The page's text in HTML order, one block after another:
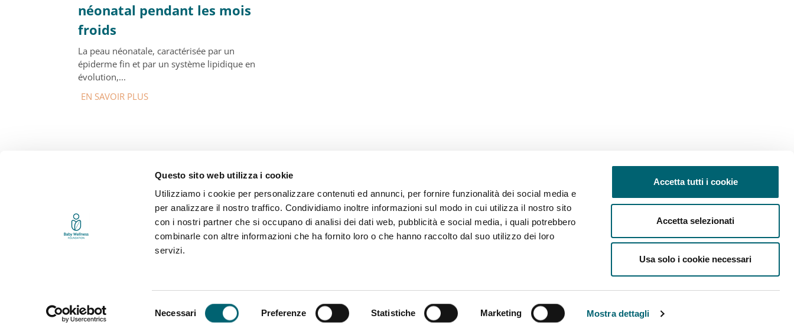
Questo sito web utilizza i cookie
Utilizziamo i cookie per personalizzare contenuti ed annunci, per fornire funzionalità dei social media e
per analizzare il nostro traffico. Condividiamo inoltre informazioni sul modo in cui utilizza il nostro sito
con i nostri partner che si occupano di analisi dei dati web, pubblicità e social media, i quali potrebbero
combinarle con altre informazioni che ha fornito loro o che hanno raccolto dal suo utilizzo dei loro
servizi.
Necessari Preferenze Statistiche Marketing Mostra dettagli
Accetta tutti i cookie
Accetta selezionati
Usa solo i cookie necessari
néonatal pendant les mois
froids
La peau néonatale, caractérisée par un
épiderme fin et par un système lipidique en
évolution,...
EN SAVOIR PLUS
Via Roma, 181, 36049 Sovizzo (Vicenza)
0444 392233
info@babywellnessfoundation.org
Politique de Confidentialité–Politique relative aux Cookies–Informations légales